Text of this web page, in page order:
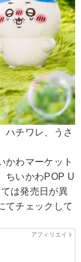
ハチワレ、うさ
かわマーケット
ちいかわPOP U
は発売日が異
てチェックして